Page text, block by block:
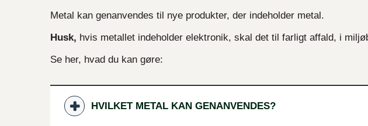
Metal kan genanvendes til nye produkter, der indeholder metal.
Husk, hvis metallet indeholder elektronik, skal det til farligt affald, i
Se her, hvad du kan gøre:
HVILKET METAL KAN GENANVENDES?